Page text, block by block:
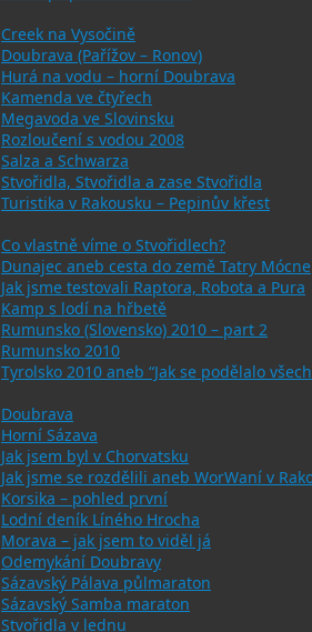
Creek na Vysočině
Doubrava (Pařížov – Ronov)
Hurá na vodu – horní Doubrava
Kamenda ve čtyřech
Megavoda ve Slovinsku
Rozloučení s vodou 2008
Salza a Schwarza
Stvořidla, Stvořidla a zase Stvořidla
Turistika v Rakousku – Pepinův křest
Co vlastně víme o Stvořidlech?
Dunajec aneb cesta do země Tatry Mócne
Jak jsme testovali Raptora, Robota a Pura
Kamp s lodí na hřbetě
Rumunsko (Slovensko) 2010 – part 2
Rumunsko 2010
Tyrolsko 2010 aneb “Jak se podělalo
Doubrava
Horní Sázava
Jak jsem byl v Chorvatsku
Jak jsme se rozdělili aneb WorWaní v
Korsika – pohled první
Lodní deník Líného Hrocha
Morava – jak jsem to viděl já
Odemykání Doubravy
Sázavský Pálava půlmaraton
Sázavský Samba maraton
Stvořidla v lednu